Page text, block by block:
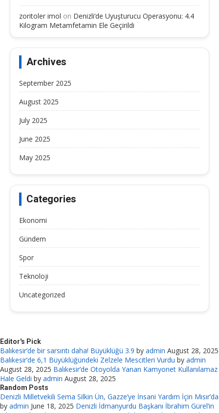
zoritoler imol on Denizli’de Uyuşturucu Operasyonu: 4.4
Kilogram Metamfetamin Ele Geçirildi
Archives
September 2025
August 2025
July 2025
June 2025
May 2025
Categories
Ekonomi
Gündem
Spor
Teknoloji
Uncategorized
Editor's Pick
Balıkesir’de bir sarsıntı daha! Büyüklüğü 3.9 by admin August 28, 2025
Balıkesir’de 6,1 Büyüklüğündeki Zelzele Mescitleri Vurdu by admin
August 28, 2025 Balıkesir’de Otoyolda Yanan Kamyonet Kullanılamaz
Hale Geldi by admin August 28, 2025
Random Posts
Denizli Milletvekili Sema Silkin Ün, Gazze’ye İnsani Yardım İçin Mısır’da
by admin June 18, 2025 Denizli İdmanyurdu Başkanı İbrahim Gürel’in